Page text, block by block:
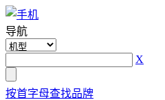
导航
X
按首字母查找品牌